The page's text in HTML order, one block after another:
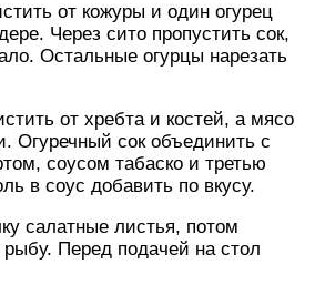
от кожуры и один огурец
Через сито пропустить сок,
Остальные огурцы нарезать
от хребта и костей, а мясо
Огуречный сок объединить с
соусом табаско и третью
в соус добавить по вкусу.
салатные листья, потом
Перед подачей на стол